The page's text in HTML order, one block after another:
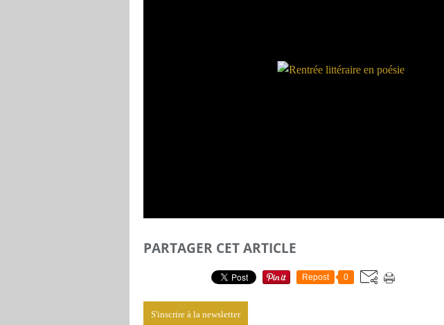
PARTAGER CET ARTICLE
Repost 0
S'inscrire à la newsletter